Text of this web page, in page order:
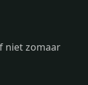
niet zomaar